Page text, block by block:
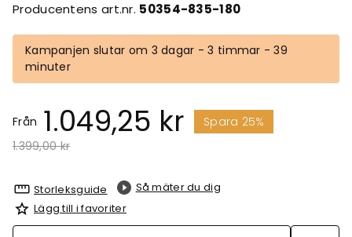
Producentens art.nr. 50354-835-180
Kampanjen slutar om 3 dagar - 3 timmar - 39
minuter
Från 1.049,25 kr
Spara 25%
Pris nedsatt från
1.399,00 krtill
Storleksguide
Så mäter du dig
Lägg till i favoriter